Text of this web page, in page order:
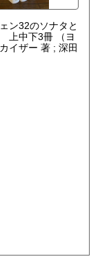
ン32のソナタと
上中下3冊
（ヨ
イザー 著 ; 深田